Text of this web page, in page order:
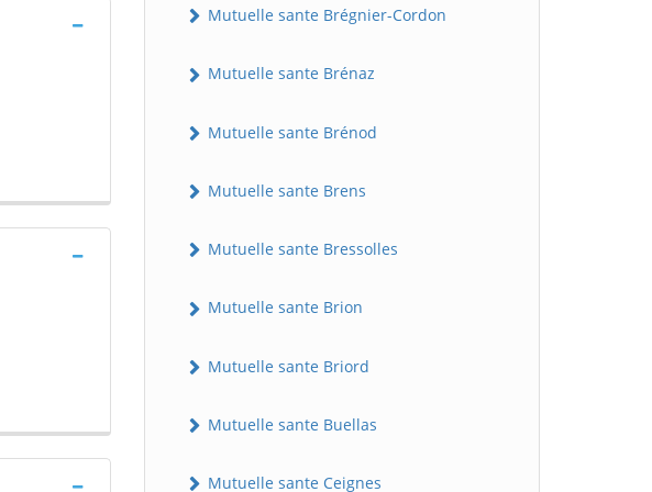
Mutuelle sante Brégnier-Cordon
Mutuelle sante Brénaz
Mutuelle sante Brénod
Mutuelle sante Brens
Mutuelle sante Bressolles
Mutuelle sante Brion
Mutuelle sante Briord
Mutuelle sante Buellas
Mutuelle sante Ceignes